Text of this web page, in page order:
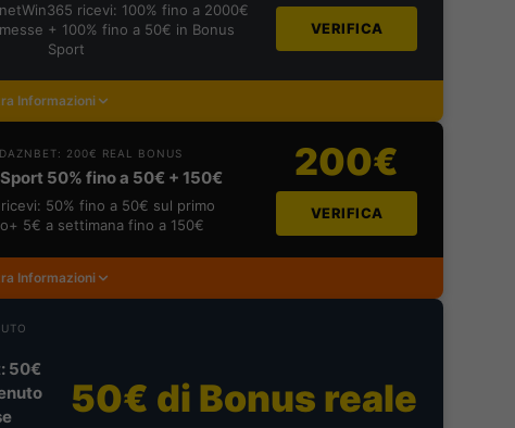
ricevi: 100% fino a 2000€
+ 100% fino a 50€ in Bonus
Sport
VERIFICA
Informazioni
200€ REAL BONUS
50% fino a 50€ + 150€
50% fino a 50€ sul primo
5€ a settimana fino a 150€
200€
VERIFICA
Informazioni
50€
50€ di Bonus reale